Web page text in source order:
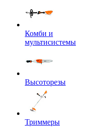
Комби и
мультисистемы
Высоторезы
Триммеры